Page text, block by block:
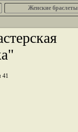
Женские браслеты
41